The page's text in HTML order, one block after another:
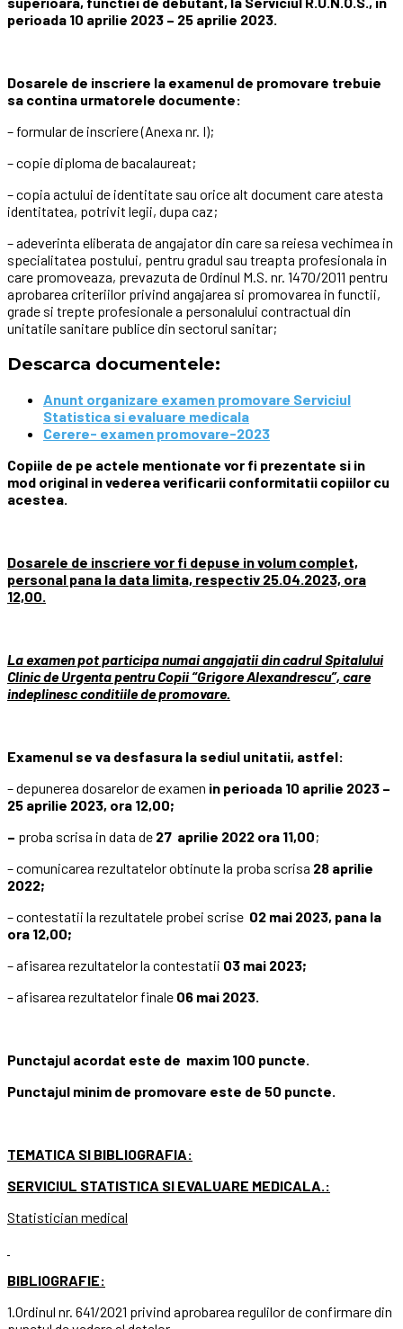
perioada 10 aprilie 2023 – 25 aprilie 2023.
Dosarele de inscriere la examenul de promovare trebuie
sa contina urmatorele documente:
– formular de inscriere (Anexa nr. I);
– copie diploma de bacalaureat;
– copia actului de identitate sau orice alt document care atesta
identitatea, potrivit legii, dupa caz;
– adeverinta eliberata de angajator din care sa reiesa vechimea in
specialitatea postului, pentru gradul sau treapta profesionala in
care promoveaza, prevazuta de Ordinul M.S. nr. 1470/2011 pentru
aprobarea criteriilor privind angajarea si promovarea in functii,
grade si trepte profesionale a personalului contractual din
unitatile sanitare publice din sectorul sanitar;
Descarca documentele:
Anunt organizare examen promovare Serviciul
Statistica si evaluare medicala
Cerere- examen promovare-2023
Copiile de pe actele mentionate vor fi prezentate si in
mod original in vederea verificarii conformitatii copiilor cu
acestea.
Dosarele de inscriere vor fi depuse in volum complet,
personal pana la data limita, respectiv 25.04.2023, ora
12,00.
La examen pot participa numai angajatii din cadrul Spitalului
Clinic de Urgenta pentru Copii “Grigore Alexandrescu”, care
indeplinesc conditiile de promovare.
Examenul se va desfasura la sediul unitatii, astfel:
– depunerea dosarelor de examen in perioada 10 aprilie 2023 –
25 aprilie 2023, ora 12,00;
– proba scrisa in data de 27 aprilie 2022 ora 11,00;
– comunicarea rezultatelor obtinute la proba scrisa 28 aprilie
2022;
– contestatii la rezultatele probei scrise 02 mai 2023, pana la
ora 12,00;
– afisarea rezultatelor la contestatii 03 mai 2023;
– afisarea rezultatelor finale 06 mai 2023.
Punctajul acordat este de maxim 100 puncte.
Punctajul minim de promovare este de 50 puncte.
TEMATICA SI BIBLIOGRAFIA:
SERVICIUL STATISTICA SI EVALUARE MEDICALA.:
Statistician medical
BIBLIOGRAFIE:
1.Ordinul nr. 641/2021 privind aprobarea regulilor de confirmare din